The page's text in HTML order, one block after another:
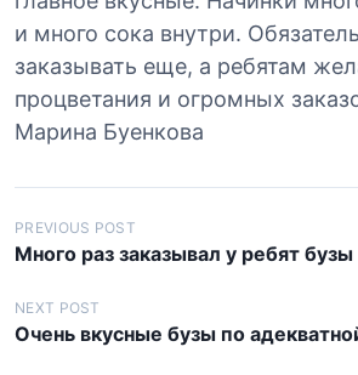
и много сока внутри.
заказывать еще, а ребятам
процветания и огромных
Марина Буенкова
Н
а
в
и
PREVIOUS POST
Много раз заказывал у ребят бузы
NEXT POST
Очень вкусные бузы по